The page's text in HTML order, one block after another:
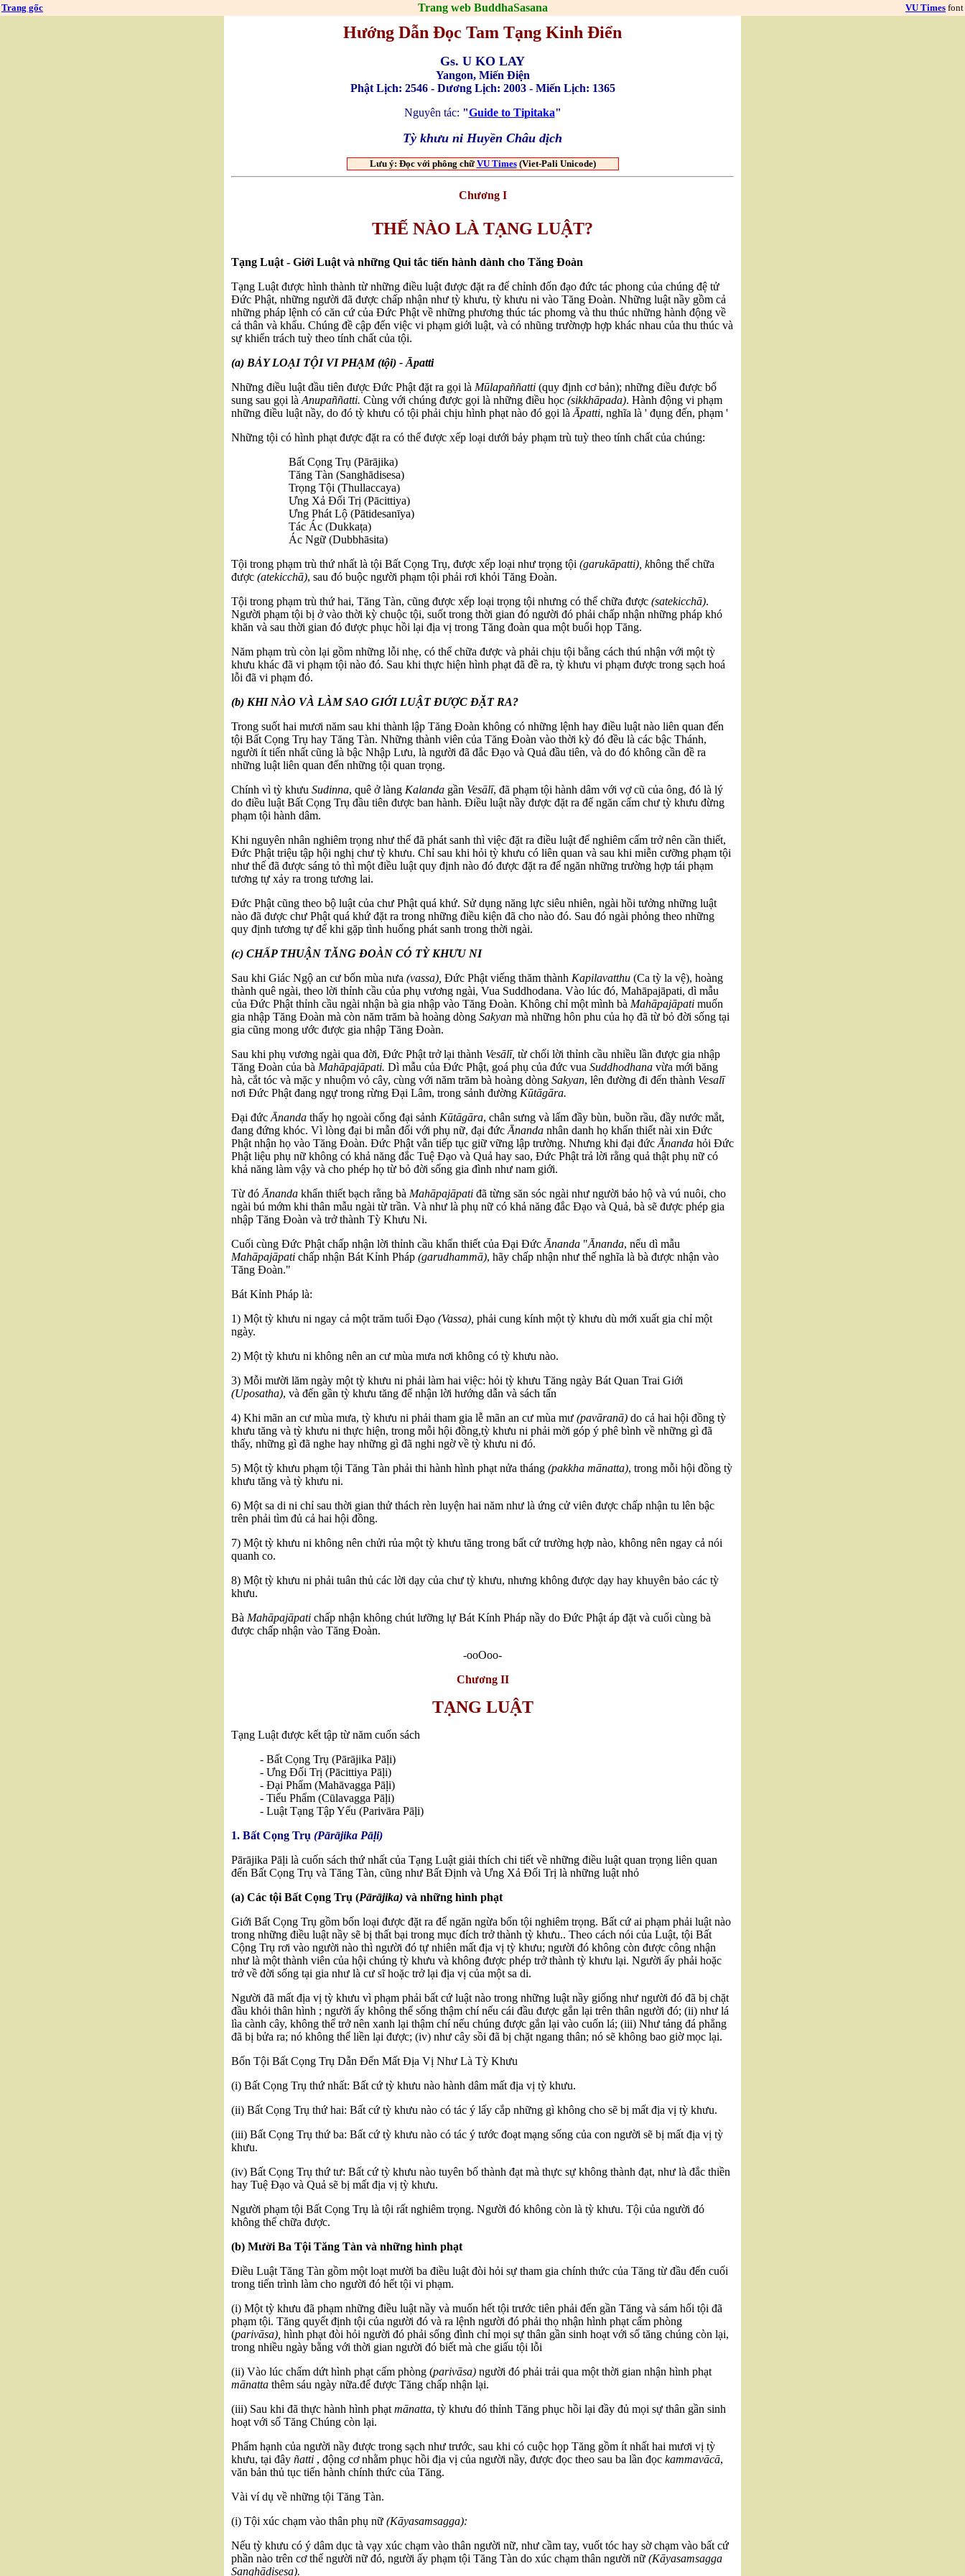
Trang gốc Trang web BuddhaSasana VU Times font
Hướng Dẫn Đọc Tam Tạng Kinh Điển
Gs. U KO LAY
Yangon, Miến Điện
Phật Lịch: 2546 - Dương Lịch: 2003 - Miến Lịch: 1365
Nguyên tác: "Guide to Tipitaka"
Tỳ khưu ni Huyền Châu dịch
Lưu ý: Ðọc với phông chữ VU Times(Viet-Pali Unicode)
Chương I
THẾ NÀO LÀ TẠNG LUẬT?
Tạng Luật - Giới Luật và những Qui tắc tiến hành dành cho Tăng Đoàn
Tạng Luật được hình thành từ những điều luật được đặt ra để chỉnh đốn đạo đức tác phong của chúng đệ tử
Đức Phật, những người đã được chấp nhận như tỳ khưu, tỳ khưu ni vào Tăng Đoàn. Những luật nầy gồm cả
những pháp lệnh có căn cứ của Đức Phật về những phương thúc tác phomg và thu thúc những hành động về
cả thân và khẩu. Chúng đề cập đến việc vi phạm giới luật, và có nhũng trườnợp hợp khác nhau của thu thúc và
sự khiển trách tuỳ theo tính chất của tội.
(a) BẢY LOẠI TỘI VI PHẠM (tội) - Āpatti
Những điều luật đầu tiên được Đức Phật đặt ra gọi là Mūlapaññatti (quy định cơ bản); những điều được bổ
sung sau gọi là Anupaññatti. Cùng với chúng được gọi là những điều học (sikkhāpada). Hành động vi phạm
những điều luật nầy, do đó tỳ khưu có tội phải chịu hình phạt nào đó gọi là Āpatti, nghĩa là ' đụng đến, phạm '
Những tội có hình phạt được đặt ra có thể được xếp loại dưới bảy phạm trù tuỳ theo tính chất của chúng:
Bất Cọng Trụ (Pārājika)
Tăng Tàn (Sanghādisesa)
Trọng Tội (Thullaccaya)
Ưng Xả Đối Trị (Pācittiya)
Ưng Phát Lộ (Pātidesanīya)
Tác Ác (Dukkaṭa)
Ác Ngữ (Dubbhāsita)
Tội trong phạm trù thứ nhất là tội Bất Cọng Trụ, được xếp loại như trọng tội (garukāpatti), không thể chữa
được (atekicchā), sau đó buộc người phạm tội phải rơi khỏi Tăng Đoàn.
Tội trong phạm trù thứ hai, Tăng Tàn, cũng được xếp loại trọng tội nhưng có thể chữa được (satekicchā).
Người phạm tội bị ở vào thời kỳ chuộc tội, suốt trong thời gian đó người đó phải chấp nhận những pháp khó
khăn và sau thời gian đó được phục hồi lại địa vị trong Tăng đoàn qua một buổi họp Tăng.
Năm phạm trù còn lại gồm những lỗi nhẹ, có thể chữa được và phải chịu tội bằng cách thú nhận với một tỳ
khưu khác đã vi phạm tội nào đó. Sau khi thực hiện hình phạt đã đề ra, tỳ khưu vi phạm được trong sạch hoá
lỗi đã vi phạm đó.
(b) KHI NÀO VÀ LÀM SAO GIỚI LUẬT ĐƯỢC ĐẶT RA?
Trong suốt hai mươi năm sau khi thành lập Tăng Đoàn không có những lệnh hay điều luật nào liên quan đến
tội Bất Cọng Trụ hay Tăng Tàn. Những thành viên của Tăng Đoàn vào thời kỳ đó đều là các bậc Thánh,
người ít tiến nhất cũng là bậc Nhập Lưu, là người đã đắc Đạo và Quả đầu tiên, và do đó không cần đề ra
những luật liên quan đến những tội quan trọng.
Chính vì tỳ khưu Sudinna, quê ở làng Kalanda gần Vesālī, đã phạm tội hành dâm với vợ cũ của ông, đó là lý
do điều luật Bất Cọng Trụ đầu tiên được ban hành. Điều luật nầy được đặt ra để ngăn cấm chư tỳ khưu đừng
phạm tội hành dâm.
Khi nguyên nhân nghiêm trọng như thế đã phát sanh thì việc đặt ra điều luật để nghiêm cấm trở nên cần thiết,
Đức Phật triệu tập hội nghị chư tỳ khưu. Chỉ sau khi hỏi tỳ khưu có liên quan và sau khi miễn cưỡng phạm tội
như thế đã được sáng tỏ thì một điều luật quy định nào đó được đặt ra để ngăn những trường hợp tái phạm
tương tự xảy ra trong tương lai.
Đức Phật cũng theo bộ luật của chư Phật quá khứ. Sử dụng năng lực siêu nhiên, ngài hồi tưởng những luật
nào đã được chư Phật quá khứ đặt ra trong những điều kiện đã cho nào đó. Sau đó ngài phỏng theo những
quy định tương tự để khi gặp tình huống phát sanh trong thời ngài.
(c) CHẤP THUẬN TĂNG ĐOÀN CÓ TỲ KHƯU NI
Sau khi Giác Ngộ an cư bốn mùa nưa (vassa), Đức Phật viếng thăm thành Kapilavatthu (Ca tỳ la vệ), hoàng
thành quê ngài, theo lời thỉnh cầu của phụ vương ngài, Vua Suddhodana. Vào lúc đó, Mahāpajāpati, dì mẫu
của Đức Phật thỉnh cầu ngài nhận bà gia nhập vào Tăng Đoàn. Không chỉ một mình bà Mahāpajāpati muốn
gia nhập Tăng Đoàn mà còn năm trăm bà hoàng dòng Sakyan mà những hôn phu của họ đã từ bỏ đời sống tại
gia cũng mong ước được gia nhập Tăng Đoàn.
Sau khi phụ vương ngài qua đời, Đức Phật trở lại thành Vesālī, từ chối lời thỉnh cầu nhiều lần được gia nhập
Tăng Đoàn của bà Mahāpajāpati. Dì mẫu của Đức Phật, goá phụ của đức vua Suddhodhana vừa mới băng
hà, cắt tóc và mặc y nhuộm vỏ cây, cùng với năm trăm bà hoàng dòng Sakyan, lên đường đi đến thành Vesalī
nơi Đức Phật đang ngự trong rừng Đại Lâm, trong sảnh đường Kūtāgāra.
Đại đức Ānanda thấy họ ngoài cổng đại sảnh Kūtāgāra, chân sưng và lấm đầy bùn, buồn rầu, đầy nước mắt,
đang đứng khóc. Vì lòng đại bi mẫn đối với phụ nữ, đại đức Ānanda nhân danh họ khẩn thiết nài xin Đức
Phật nhận họ vào Tăng Đoàn. Đức Phật vẫn tiếp tục giữ vững lập trường. Nhưng khi đại đức Ānanda hỏi Đức
Phật liệu phụ nữ không có khả năng đắc Tuệ Đạo và Quả hay sao, Đức Phật trả lời rằng quả thật phụ nữ có
khả năng làm vậy và cho phép họ từ bỏ đời sống gia đình như nam giới.
Từ đó Ānanda khẩn thiết bạch rằng bà Mahāpajāpati đã từng săn sóc ngài như người bảo hộ và vú nuôi, cho
ngài bú mớm khi thân mẫu ngài từ trần. Và như là phụ nữ có khả năng đắc Đạo và Quả, bà sẽ được phép gia
nhập Tăng Đoàn và trở thành Tỳ Khưu Ni.
Cuối cùng Đức Phật chấp nhận lời thỉnh cầu khẩn thiết của Đại Đức Ānanda "Ānanda, nếu dì mẫu
Mahāpajāpati chấp nhận Bát Kỉnh Pháp (garudhammā), hãy chấp nhận như thế nghĩa là bà được nhận vào
Tăng Đoàn."
Bát Kỉnh Pháp là:
1) Một tỳ khưu ni ngay cả một trăm tuổi Đạo (Vassa), phải cung kính một tỳ khưu dù mới xuất gia chỉ một
ngày.
2) Một tỳ khưu ni không nên an cư mùa mưa nơi không có tỳ khưu nào.
3) Mỗi mười lăm ngày một tỳ khưu ni phải làm hai việc: hỏi tỳ khưu Tăng ngày Bát Quan Trai Giới
(Uposatha), và đến gần tỳ khưu tăng để nhận lời hướng dẫn và sách tấn
4) Khi mãn an cư mùa mưa, tỳ khưu ni phải tham gia lễ mãn an cư mùa mư (pavāranā) do cả hai hội đồng tỳ
khưu tăng và tỳ khưu ni thực hiện, trong mỗi hội đồng,tỳ khưu ni phải mời góp ý phê bình về những gì đã
thấy, những gì đã nghe hay những gì đã nghi ngờ về tỳ khưu ni đó.
5) Một tỳ khưu phạm tội Tăng Tàn phải thi hành hình phạt nửa tháng (pakkha mānatta), trong mỗi hội đồng tỳ
khưu tăng và tỳ khưu ni.
6) Một sa di ni chỉ sau thời gian thử thách rèn luyện hai năm như là ứng cử viên được chấp nhận tu lên bậc
trên phải tìm đủ cả hai hội đồng.
7) Một tỳ khưu ni không nên chửi rủa một tỳ khưu tăng trong bất cứ trường hợp nào, không nên ngay cả nói
quanh co.
8) Một tỳ khưu ni phải tuân thủ các lời dạy của chư tỳ khưu, nhưng không được dạy hay khuyên bảo các tỳ
khưu.
Bà Mahāpajāpati chấp nhận không chút lưỡng lự Bát Kính Pháp nầy do Đức Phật áp đặt và cuối cùng bà
được chấp nhận vào Tăng Đoàn.
-ooOoo-
Chương II
TẠNG LUẬT
Tạng Luật được kết tập từ năm cuốn sách
- Bất Cọng Trụ (Pārājika Pāḷi)
- Ưng Đối Trị (Pācittiya Pāḷi)
- Đại Phẩm (Mahāvagga Pāḷi)
- Tiểu Phẩm (Cūlavagga Pāḷi)
- Luật Tạng Tập Yếu (Parivāra Pāḷi)
1. Bất Cọng Trụ (Pārājika Pāḷi)
Pārājika Pāḷi là cuốn sách thứ nhất của Tạng Luật giải thích chi tiết về những điều luật quan trọng liên quan
đến Bất Cọng Trụ và Tăng Tàn, cũng như Bất Định và Ưng Xả Đối Trị là những luật nhỏ
(a) Các tội Bất Cọng Trụ (Pārājika) và những hình phạt
Giới Bất Cọng Trụ gồm bốn loại được đặt ra để ngăn ngừa bốn tội nghiêm trọng. Bất cứ ai phạm phải luật nào
trong những điều luật nầy sẽ bị thất bại trong mục đích trở thành tỳ khưu.. Theo cách nói của Luật, tội Bất
Cộng Trụ rơi vào người nào thì người đó tự nhiên mất địa vị tỳ khưu; người đó không còn được công nhận
như là một thành viên của hội chúng tỳ khưu và không được phép trở thành tỳ khưu lại. Người ấy phải hoặc
trở về đời sống tại gia như là cư sĩ hoặc trở lại địa vị của một sa di.
Người đã mất địa vị tỳ khưu vì phạm phải bất cứ luật nào trong những luật nầy giống như người đó đã bị chặt
đầu khỏi thân hình ; người ấy không thể sống thậm chí nếu cái đầu được gắn lại trên thân người đó; (ii) như lá
lìa cành cây, không thể trở nên xanh lại thậm chí nếu chúng được gắn lại vào cuốn lá; (iii) Như tảng đá phẳng
đã bị bửa ra; nó không thể liền lại được; (iv) như cây sồi đã bị chặt ngang thân; nó sẽ không bao giờ mọc lại.
Bốn Tội Bất Cọng Trụ Dẫn Đến Mất Địa Vị Như Là Tỳ Khưu
(i) Bất Cọng Trụ thứ nhất: Bất cứ tỳ khưu nào hành dâm mất địa vị tỳ khưu.
(ii) Bất Cọng Trụ thứ hai: Bất cứ tỳ khưu nào có tác ý lấy cắp những gì không cho sẽ bị mất địa vị tỳ khưu.
(iii) Bất Cọng Trụ thứ ba: Bất cứ tỳ khưu nào có tác ý tước đoạt mạng sống của con người sẽ bị mất địa vị tỳ
khưu.
(iv) Bất Cọng Trụ thứ tư: Bất cứ tỳ khưu nào tuyên bố thành đạt mà thực sự không thành đạt, như là đắc thiền
hay Tuệ Đạo và Quả sẽ bị mất địa vị tỳ khưu.
Người phạm tội Bất Cọng Trụ là tội rất nghiêm trọng. Người đó không còn là tỳ khưu. Tội của người đó
không thể chữa được.
(b) Mười Ba Tội Tăng Tàn và những hình phạt
Điều Luật Tăng Tàn gồm một loạt mười ba điều luật đòi hỏi sự tham gia chính thức của Tăng từ đầu đến cuối
trong tiến trình làm cho người đó hết tội vi phạm.
(i) Một tỳ khưu đã phạm những điều luật nầy và muốn hết tội trước tiên phải đến gần Tăng và sám hối tội đã
phạm tội. Tăng quyết định tội của người đó và ra lệnh người đó phải thọ nhận hình phạt cấm phòng
(parivāsa), hình phạt đòi hỏi người đó phải sống đình chỉ mọi sự thân gần sinh hoạt với số tăng chúng còn lại,
trong nhiều ngày bằng với thời gian người đó biết mà che giấu tội lỗi
(ii) Vào lúc chấm dứt hình phạt cấm phòng (parivāsa) người đó phải trải qua một thời gian nhận hình phạt
mānatta thêm sáu ngày nữa.để được Tăng chấp nhận lại.
(iii) Sau khi đã thực hành hình phạt mānatta, tỳ khưu đó thỉnh Tăng phục hồi lại đầy đủ mọi sự thân gần sinh
hoạt với số Tăng Chúng còn lại.
Phẩm hạnh của người nầy được trong sạch như trước, sau khi có cuộc họp Tăng gồm ít nhất hai mươi vị tỳ
khưu, tại đây ñatti , động cơ nhằm phục hồi địa vị của người nầy, được đọc theo sau ba lần đọc kammavācā,
văn bản thủ tục tiến hành chính thức của Tăng.
Vài ví dụ về những tội Tăng Tàn.
(i) Tội xúc chạm vào thân phụ nữ (Kāyasamsagga):
Nếu tỳ khưu có ý dâm dục tà vạy xúc chạm vào thân người nữ, như cầm tay, vuốt tóc hay sờ chạm vào bất cứ
phần nào trên cơ thể người nữ đó, người ấy phạm tội Tăng Tàn do xúc chạm thân người nữ (Kāyasamsagga
Sanghādisesa).